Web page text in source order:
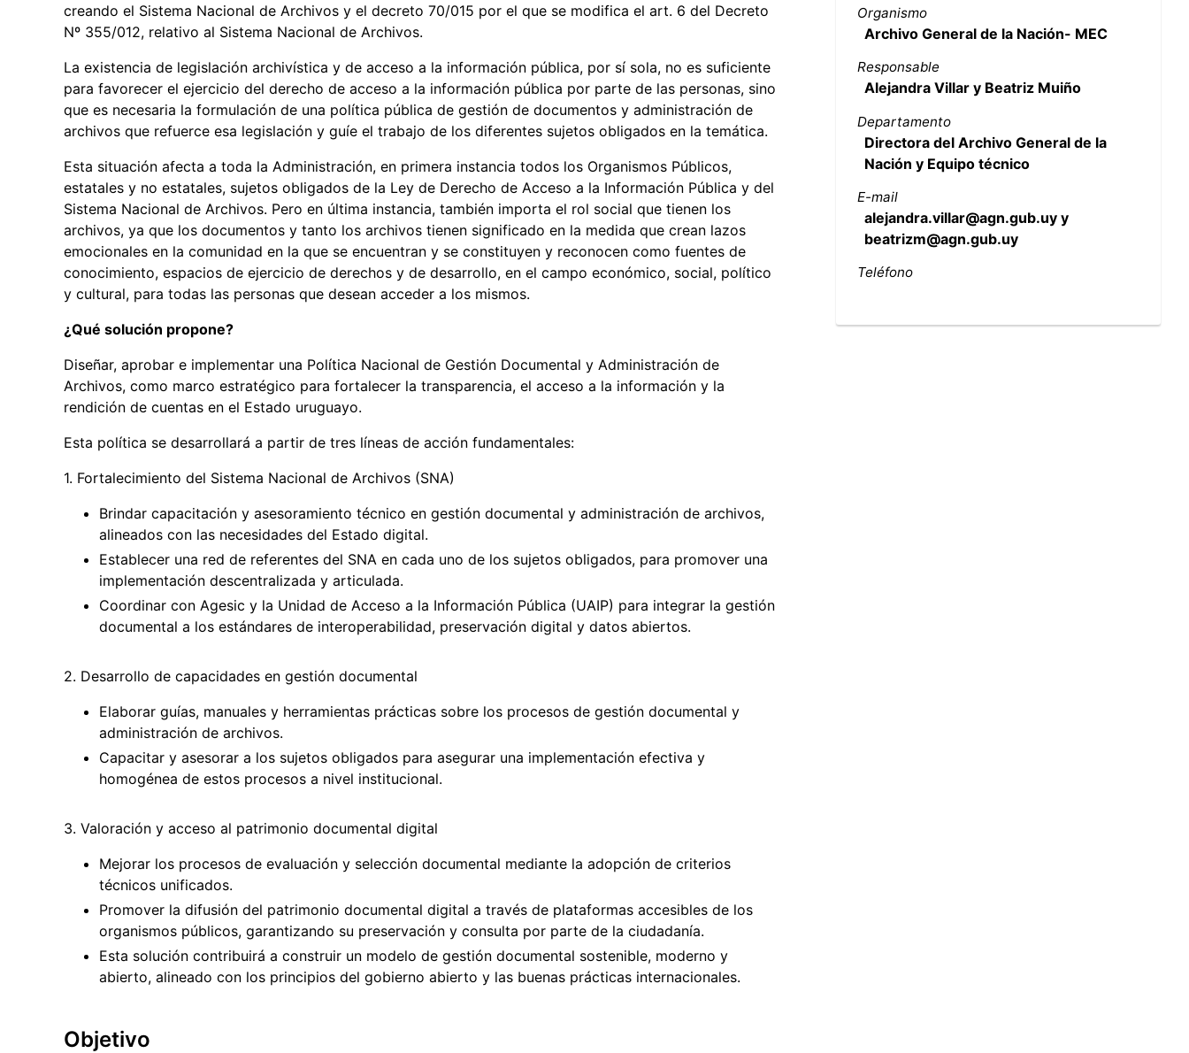
creando el Sistema Nacional de Archivos y el decreto 70/015 por el que se modifica el art. 6 del Decreto
Nº 355/012, relativo al Sistema Nacional de Archivos.
La existencia de legislación archivística y de acceso a la información pública, por sí sola, no es suficiente
para favorecer el ejercicio del derecho de acceso a la información pública por parte de las personas, sino
que es necesaria la formulación de una política pública de gestión de documentos y administración de
archivos que refuerce esa legislación y guíe el trabajo de los diferentes sujetos obligados en la temática.
Esta situación afecta a toda la Administración, en primera instancia todos los Organismos Públicos,
estatales y no estatales, sujetos obligados de la Ley de Derecho de Acceso a la Información Pública y del
Sistema Nacional de Archivos. Pero en última instancia, también importa el rol social que tienen los
archivos, ya que los documentos y tanto los archivos tienen significado en la medida que crean lazos
emocionales en la comunidad en la que se encuentran y se constituyen y reconocen como fuentes de
conocimiento, espacios de ejercicio de derechos y de desarrollo, en el campo económico, social, político
y cultural, para todas las personas que desean acceder a los mismos.
¿Qué solución propone?
Diseñar, aprobar e implementar una Política Nacional de Gestión Documental y Administración de
Archivos, como marco estratégico para fortalecer la transparencia, el acceso a la información y la
rendición de cuentas en el Estado uruguayo.
Esta política se desarrollará a partir de tres líneas de acción fundamentales:
1. Fortalecimiento del Sistema Nacional de Archivos (SNA)
Brindar capacitación y asesoramiento técnico en gestión documental y administración de archivos,
alineados con las necesidades del Estado digital.
Establecer una red de referentes del SNA en cada uno de los sujetos obligados, para promover una
implementación descentralizada y articulada.
Coordinar con Agesic y la Unidad de Acceso a la Información Pública (UAIP) para integrar la gestión
documental a los estándares de interoperabilidad, preservación digital y datos abiertos.
2. Desarrollo de capacidades en gestión documental
Elaborar guías, manuales y herramientas prácticas sobre los procesos de gestión documental y
administración de archivos.
Capacitar y asesorar a los sujetos obligados para asegurar una implementación efectiva y
homogénea de estos procesos a nivel institucional.
3. Valoración y acceso al patrimonio documental digital
Mejorar los procesos de evaluación y selección documental mediante la adopción de criterios
técnicos unificados.
Promover la difusión del patrimonio documental digital a través de plataformas accesibles de los
organismos públicos, garantizando su preservación y consulta por parte de la ciudadanía.
Esta solución contribuirá a construir un modelo de gestión documental sostenible, moderno y
abierto, alineado con los principios del gobierno abierto y las buenas prácticas internacionales.
Objetivo
Organismo
Archivo General de la Nación- MEC
Responsable
Alejandra Villar y Beatriz Muiño
Departamento
Directora del Archivo General de la
Nación y Equipo técnico
E-mail
alejandra.villar@agn.gub.uy y
beatrizm@agn.gub.uy
Teléfono